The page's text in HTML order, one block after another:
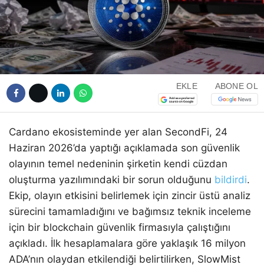
EKLE ABONE OL
Cardano ekosisteminde yer alan SecondFi, 24
Haziran 2026’da yaptığı açıklamada son güvenlik
olayının temel nedeninin şirketin kendi cüzdan
oluşturma yazılımındaki bir sorun olduğunu bildirdi.
Ekip, olayın etkisini belirlemek için zincir üstü analiz
sürecini tamamladığını ve bağımsız teknik inceleme
için bir blockchain güvenlik firmasıyla çalıştığını
açıkladı. İlk hesaplamalara göre yaklaşık 16 milyon
ADA’nın olaydan etkilendiği belirtilirken, SlowMist